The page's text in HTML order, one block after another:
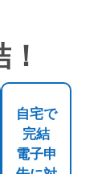
自宅で
完結
電子申